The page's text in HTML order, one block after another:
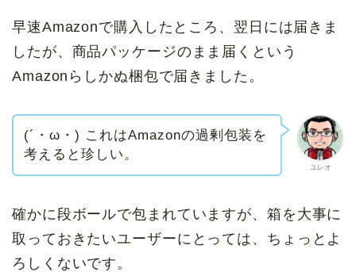
早速Amazonで購入したところ、翌日には届きま
したが、商品パッケージのまま届くという
Amazonらしかぬ梱包で届きました。
ユレオ
(´・ω・) これはAmazonの過剰包装を
考えると珍しい。
確かに段ボールで包まれていますが、箱を大事に
取っておきたいユーザーにとっては、ちょっとよ
ろしくないです。